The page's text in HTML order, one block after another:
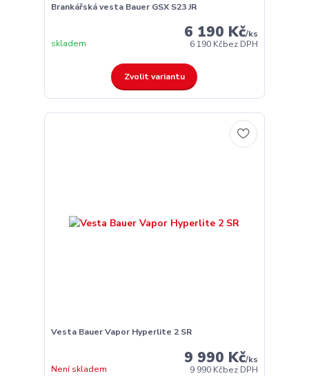
Brankářská vesta Bauer GSX S23 JR
6 190 Kč/ks
6 190 Kčbez DPH
skladem
Zvolit variantu
Vesta Bauer Vapor Hyperlite 2 SR
9 990 Kč/ks
9 990 Kčbez DPH
Není skladem